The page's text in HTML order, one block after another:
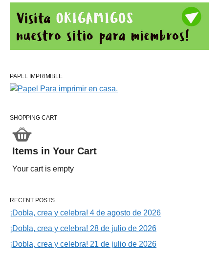
PAPEL IMPRIMIBLE
SHOPPING CART
Items in Your Cart
Your cart is empty
RECENT POSTS
¡Dobla, crea y celebra! 4 de agosto de 2026
¡Dobla, crea y celebra! 28 de julio de 2026
¡Dobla, crea y celebra! 21 de julio de 2026